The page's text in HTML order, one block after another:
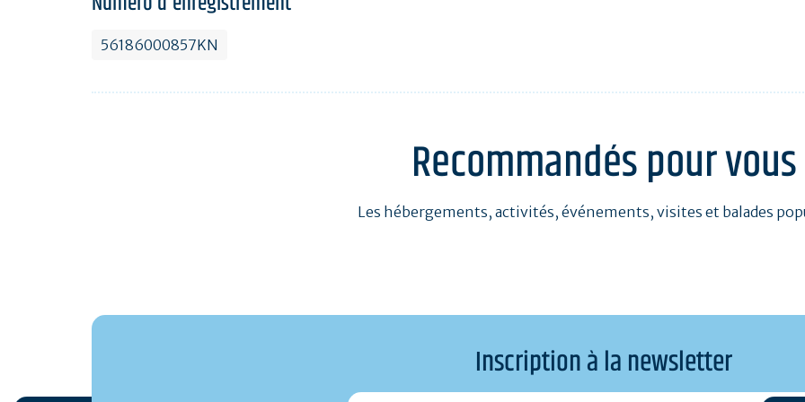
56186000857KN
Recommandés pour vous
Les hébergements, activités, événements, visites et balades
Inscription à la newsletter